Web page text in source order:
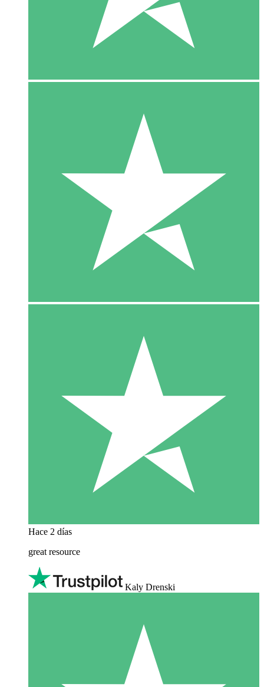
Hace 2 días
great resource
Kaly Drenski